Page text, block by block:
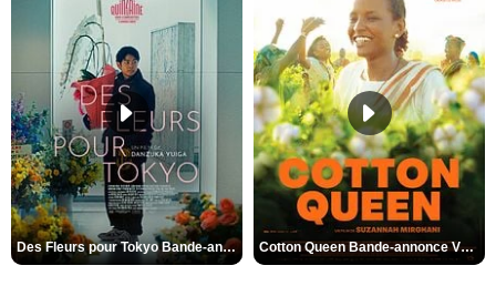
Des Fleurs pour Tokyo Bande-annonce VO STFR Cotton Queen Bande-annonce VO STFR